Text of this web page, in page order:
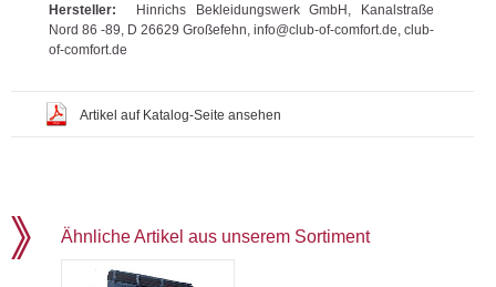
Hersteller: Hinrichs Bekleidungswerk GmbH, Kanalstraße
Nord 86 -89, D 26629 Großefehn, info@club-of-comfort.de, club-
of-comfort.de
Artikel auf Katalog-Seite ansehen
Ähnliche Artikel aus unserem Sortiment